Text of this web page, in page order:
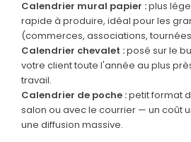
Étiquettes adhésives en
Adhésifs vitrine
MARQUAGE TEXTILE
Tee-shirts
Polos Nouveau
Calendrier mural papier :plus
rapide à produire, idéal pour les
(commerces, associations,
Calendrier chevalet :posé sur le
votre client toute l'année au plus
travail.
Calendrier de poche :petit format
salon ou avec le courrier — un coût
une diffusion massive.